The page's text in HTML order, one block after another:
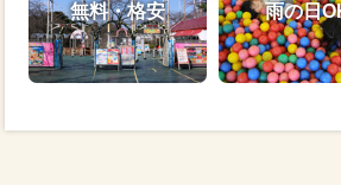
無料・格安 雨の日